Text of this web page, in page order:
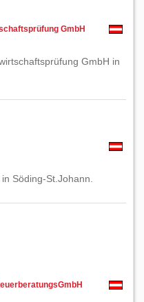
GmbH
GmbH in
Söding-St.Johann.